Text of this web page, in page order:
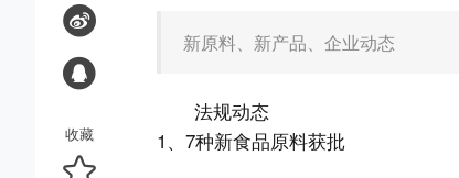
收藏
新原料、新产品、企业动态
法规动态
1、7种新食品原料获批